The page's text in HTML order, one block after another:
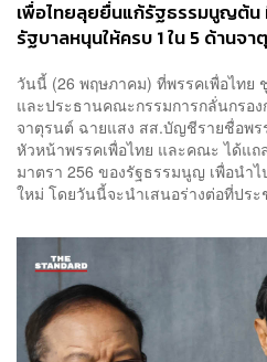
เพื่อไทยลุยยื่นแก้รัฐธรรมนูญต้น
รัฐบาลหนุนให้ครบ 1 ใน 5 ด้านจ
วันนี้ (26 พฤษภาคม) ที่พรรคเพื่อไทย
และประธานคณะกรรมการกลั่นกรอง
จาตุรนต์ ฉายแสง สส.บัญชีรายชื่อพร
หัวหน้าพรรคเพื่อไทย และคณะ ได้แถ
มาตรา 256 ของรัฐธรรมนูญ เพื่อนำ
ใหม่ โดยวันนี้จะนำเสนอร่างต่อที่ประ